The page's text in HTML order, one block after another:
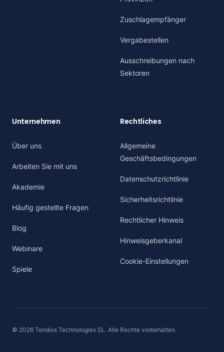
Zuschlagempfänger
Vergabestellen
Ausschreibungen nach
Sektoren
Unternehmen
Über uns
Arbeiten Sie mit uns
Akademie
Häufig gestellte Fragen
Blog
Webinare
Spiele
Rechtliches
Allgemeine
Geschäftsbedingungen
Datenschutzrichtlinie
Sicherheitsrichtlinie
Rechtlicher Hinweis
Hinweisgeberkanal
Cookie-Einstellungen
© 2026 Tendios Technologies SL. Alle Rechte vorbehalten.